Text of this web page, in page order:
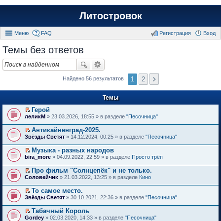
Литостровок
Меню FAQ Вход
Регистрация
Темы без ответов
Найдено 56 результатов 1 2
Темы
П
р
е
й
т
и
к
е
р
в
о
м
у
е
п
Герой
леликМ » 23.03.2026, 18:55 » в разделе "Песочница"
П
р
е
й
т
и
к
е
р
в
о
м
у
Антикайненград-2025.
Звёзды Светят » 14.12.2024, 00:25 » в разделе "Песочница"
П
р
е
й
т
и
к
е
Музыка - разных народов
bira_more » 04.09.2022, 22:59 » в разделе Просто трёп
П
р
й
т
и
к
Про фильм "Солнцепёк" и не только.
Соловейчик » 21.03.2022, 13:25 » в разделе Кино
П
р
й
То самое место.
Звёзды Светят » 30.10.2021, 22:36 » в разделе "Песочница"
П
Табачный Король
Gordey » 02.03.2020, 14:33 » в разделе "Песочница"